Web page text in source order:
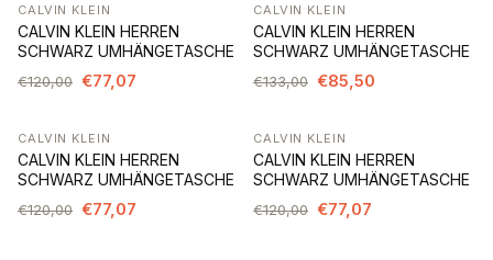
-36%
CALVIN KLEIN
CALVIN KLEIN HERREN
SCHWARZ UMHÄNGETASCHE
€120,00 €77,07
-36%
CALVIN KLEIN
CALVIN KLEIN HERREN
SCHWARZ UMHÄNGETASCHE
€133,00 €85,50
-36%
CALVIN KLEIN
CALVIN KLEIN HERREN
SCHWARZ UMHÄNGETASCHE
€120,00 €77,07
-36%
CALVIN KLEIN
CALVIN KLEIN HERREN
SCHWARZ UMHÄNGETASCHE
€120,00 €77,07